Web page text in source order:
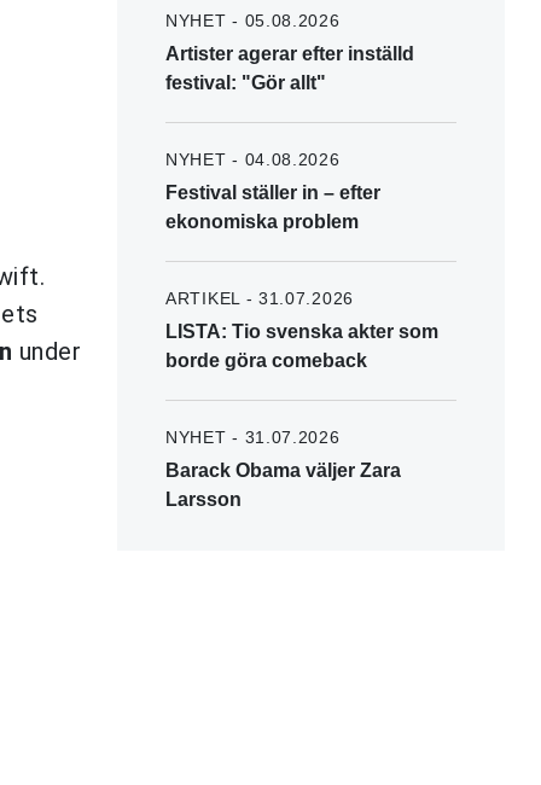
under
NYHET - 05.08.2026
Artister agerar efter inställd
festival: "Gör allt"
NYHET - 04.08.2026
Festival ställer in – efter
ekonomiska problem
ARTIKEL - 31.07.2026
LISTA: Tio svenska akter som
borde göra comeback
NYHET - 31.07.2026
Barack Obama väljer Zara
Larsson